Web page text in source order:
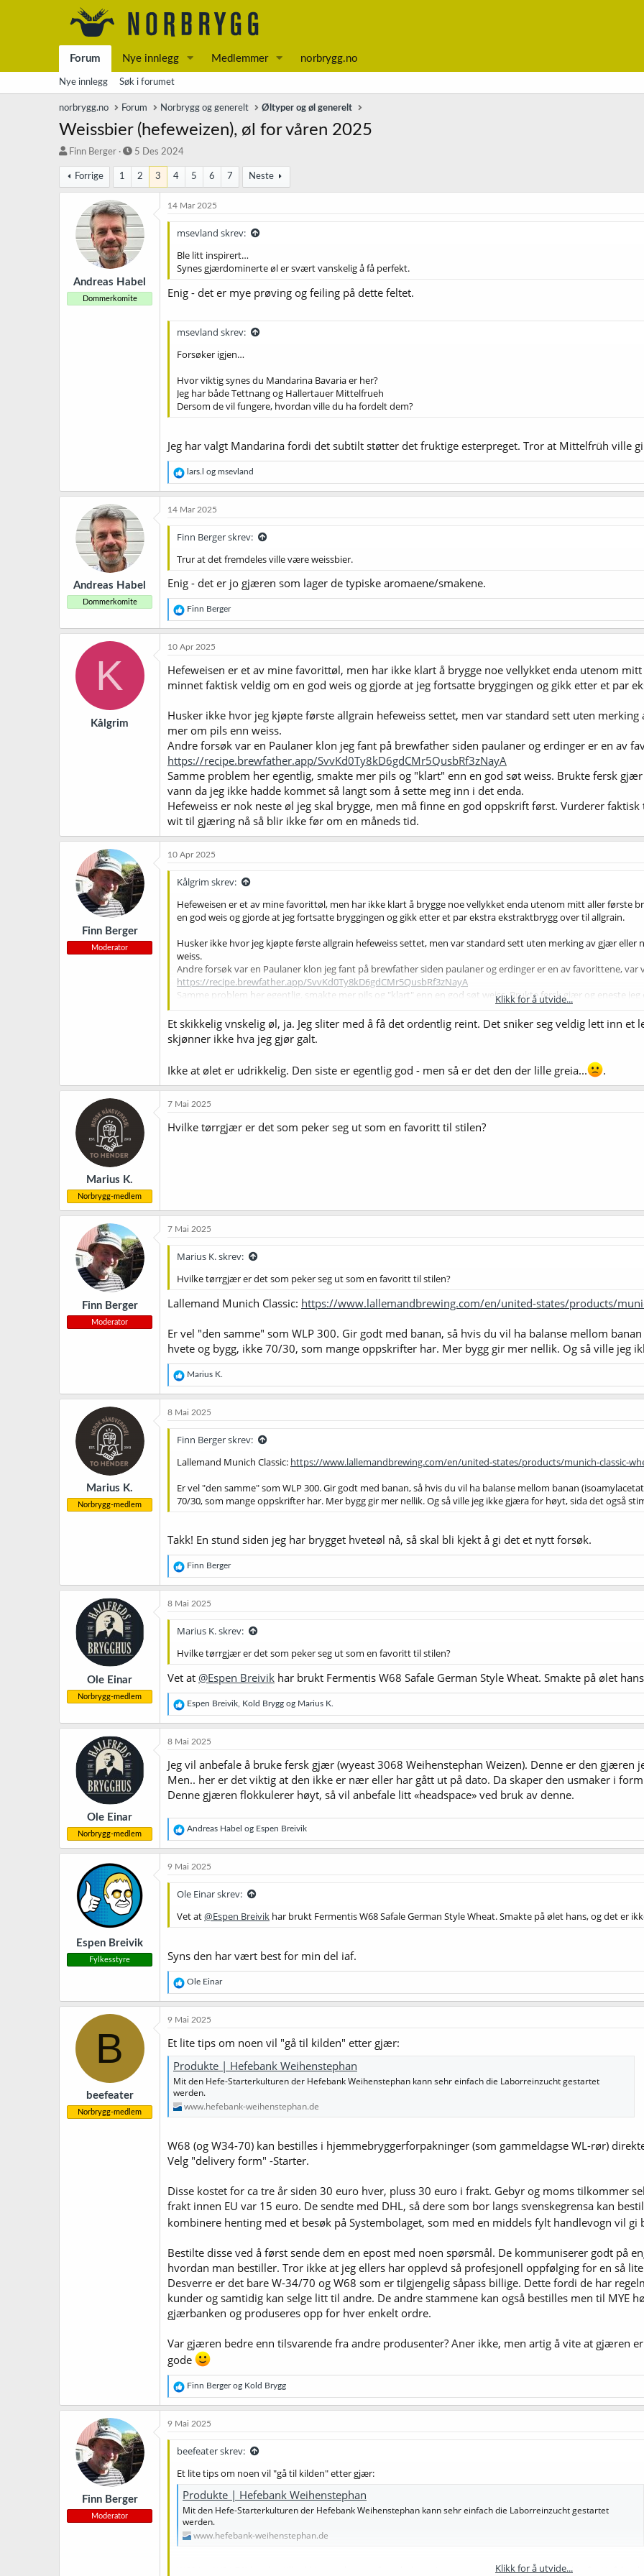
Forum Nye innlegg Medlemmer norbrygg.no
Nye innlegg Søk i forumet
norbrygg.no Forum Norbrygg og generelt Øltyper og øl generelt
Weissbier (hefeweizen), øl for våren 2025
T
å
d
Finn Berger
S
a
r
d
a
t
o
5 Des 2024
Forrige 1 2 3 4 5 6 7 Neste
Andreas Habel
Dommerkomite
14 Mar 2025
msevland skrev:
Ble litt inspirert…
Synes gjærdominerte øl er svært vanskelig å få perfekt.
Enig - det er mye prøving og feiling på dette feltet.
msevland skrev:
Forsøker igjen…
Hvor viktig synes du Mandarina Bavaria er her?
Jeg har både Tettnang og Hallertauer Mittelfrueh
Dersom de vil fungere, hvordan ville du ha fordelt dem?
Jeg har valgt Mandarina fordi det subtilt støtter det fruktige esterpreget. Tror at Mittelfrüh ville
R
e
a
k
j
o
e
:
lars.l og msevland
Andreas Habel
Dommerkomite
14 Mar 2025
Finn Berger skrev:
Trur at det fremdeles ville være weissbier.
Enig - det er jo gjæren som lager de typiske aromaene/smakene.
R
e
a
s
o
n
r
Finn Berger
K
Kålgrim
10 Apr 2025
Hefeweisen er et av mine favorittøl, men har ikke klart å brygge noe vellykket enda utenom
minnet faktisk veldig om en god weis og gjorde at jeg fortsatte bryggingen og gikk etter et par
Husker ikke hvor jeg kjøpte første allgrain hefeweiss settet, men var standard sett uten
mer om pils enn weiss.
Andre forsøk var en Paulaner klon jeg fant på brewfather siden paulaner og erdinger er en av
https://recipe.brewfather.app/SvvKd0Ty8kD6gdCMr5QusbRf3zNayA
Samme problem her egentlig, smakte mer pils og "klart" enn en god søt weiss. Brukte fersk
vann da jeg ikke hadde kommet så langt som å sette meg inn i det enda.
Hefeweiss er nok neste øl jeg skal brygge, men må finne en god oppskrift først. Vurderer
wit til gjæring nå så blir ikke før om en måneds tid.
Finn Berger
Moderator
10 Apr 2025
Kålgrim skrev:
Hefeweisen er et av mine favorittøl, men har ikke klart å brygge noe vellykket enda utenom mitt aller første
en god weis og gjorde at jeg fortsatte bryggingen og gikk etter et par ekstra ekstraktbrygg over til allgrain.
Husker ikke hvor jeg kjøpte første allgrain hefeweiss settet, men var standard sett uten merking av gjær eller
weiss.
Andre forsøk var en Paulaner klon jeg fant på brewfather siden paulaner og erdinger er en av favorittene,
https://recipe.brewfather.app/SvvKd0Ty8kD6gdCMr5QusbRf3zNayA
Samme problem her egentlig, smakte mer pils og "klart" enn en god søt weiss. Brukte fersk gjær og eneste
Hefeweiss er nok neste øl jeg skal brygge, men må finne en god oppskrift først. Vurderer faktisk tørrgjær
blir ikke før om en måneds tid.
Klikk for å utvide...
Et skikkelig vnskelig øl, ja. Jeg sliter med å få det ordentlig reint. Det sniker seg veldig lett inn et
skjønner ikke hva jeg gjør galt.
Ikke at ølet er udrikkelig. Den siste er egentlig god - men så er det den der lille greia... .
Marius K.
Norbrygg-medlem
7 Mai 2025
Hvilke tørrgjær er det som peker seg ut som en favoritt til stilen?
Finn Berger
Moderator
7 Mai 2025
Marius K. skrev:
Hvilke tørrgjær er det som peker seg ut som en favoritt til stilen?
Lallemand Munich Classic: https://www.lallemandbrewing.com/en/united-states/products/
Er vel "den samme" som WLP 300. Gir godt med banan, så hvis du vil ha balanse mellom
hvete og bygg, ikke 70/30, som mange oppskrifter har. Mer bygg gir mer nellik. Og så ville jeg
R
e
a
k
j
o
e
:
Marius K.
Marius K.
Norbrygg-medlem
8 Mai 2025
Finn Berger skrev:
Lallemand Munich Classic: https://www.lallemandbrewing.com/en/united-states/products/munich-classic-
Er vel "den samme" som WLP 300. Gir godt med banan, så hvis du vil ha balanse mellom banan
70/30, som mange oppskrifter har. Mer bygg gir mer nellik. Og så ville jeg ikke gjæra for høyt, sida det også
Takk! En stund siden jeg har brygget hveteøl nå, så skal bli kjekt å gi det et nytt forsøk.
R
e
a
k
j
o
e
:
Finn Berger
Ole Einar
Norbrygg-medlem
8 Mai 2025
Marius K. skrev:
Hvilke tørrgjær er det som peker seg ut som en favoritt til stilen?
Vet at @Espen Breivik har brukt Fermentis W68 Safale German Style Wheat. Smakte på ølet
R
e
a
k
o
n
e
:
Espen Breivik Kold Brygg og Marius K.
Ole Einar
Norbrygg-medlem
8 Mai 2025
Jeg vil anbefale å bruke fersk gjær (wyeast 3068 Weihenstephan Weizen). Denne er den gjæren
Men.. her er det viktig at den ikke er nær eller har gått ut på dato. Da skaper den usmaker i
Denne gjæren flokkulerer høyt, så vil anbefale litt «headspace» ved bruk av denne.
R
e
a
k
j
o
e
Andreas Habel og Espen Breivik
Espen Breivik
Fylkesstyre
9 Mai 2025
Ole Einar skrev:
Vet at@Espen Breivik har brukt Fermentis W68 Safale German Style Wheat. Smakte på ølet hans, og det er
Syns den har vært best for min del iaf.
R
e
a
k
j
o
e
r
:
Ole Einar
B
beefeater
Norbrygg-medlem
9 Mai 2025
Et lite tips om noen vil "gå til kilden" etter gjær:
Produkte | Hefebank Weihenstephan
Mit den Hefe-Starterkulturen der Hefebank Weihenstephan kann sehr einfach die Laborreinzucht gestartet
werden.
www.hefebank-weihenstephan.de
W68 (og W34-70) kan bestilles i hjemmebryggerforpakninger (som gammeldagse WL-rør)
Velg "delivery form" -Starter.
Disse kostet for ca tre år siden 30 euro hver, pluss 30 euro i frakt. Gebyr og moms tilkommer
frakt innen EU var 15 euro. De sendte med DHL, så dere som bor langs svenskegrensa kan
kombinere henting med et besøk på Systembolaget, som med en middels fylt handlevogn vil
Bestilte disse ved å først sende dem en epost med noen spørsmål. De kommuniserer godt på
hvordan man bestiller. Tror ikke at jeg ellers har opplevd så profesjonell oppfølging for en så
Desverre er det bare W-34/70 og W68 som er tilgjengelig såpass billige. Dette fordi de har
kunder og samtidig kan selge litt til andre. De andre stammene kan også bestilles men til MYE
gjærbanken og produseres opp for hver enkelt ordre.
Var gjæren bedre enn tilsvarende fra andre produsenter? Aner ikke, men artig å vite at gjæren
gode
R
e
a
k
j
o
e
:
Finn Bergerog Kold Brygg
Finn Berger
Moderator
9 Mai 2025
beefeater skrev:
Et lite tips om noen vil "gå til kilden" etter gjær:
Produkte | Hefebank Weihenstephan
Mit den Hefe-Starterkulturen der Hefebank Weihenstephan kann sehr einfach die Laborreinzucht gestartet
werden.
www.hefebank-weihenstephan.de
W68 (og W34-70) kan bestilles i hjemmebryggerforpakninger (som gammeldagse WL-rør) direkte fra Hefebank.
Klikk for å utvide...